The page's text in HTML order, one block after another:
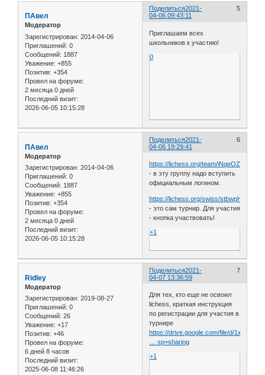
Поделиться 5
2021-
04-06 09:43:11
ПАвел
Модератор
Зарегистрирован: 2014-04-06
Приглашений: 0
Сообщений: 1887
Уважение: +855
Позитив: +354
Провел на форуме:
2 месяца 0 дней
Последний визит:
2026-06-05 10:15:28
Приглашаем всех
школьников к участию!
0
Поделиться 6
2021-
04-06 19:29:41
ПАвел
Модератор
Зарегистрирован: 2014-04-06
Приглашений: 0
Сообщений: 1887
Уважение: +855
Позитив: +354
Провел на форуме:
2 месяца 0 дней
Последний визит:
2026-06-05 10:15:28
https://lichess.org/team/iNqeOZ1N
- в эту группу надо вступить
официальным логином.
https://lichess.org/swiss/stbwpHNx
- это сам турнир. Для участия
- кнопка участвовать!
+1
Поделиться 7
2021-
04-07 13:36:59
Ridley
Модератор
Зарегистрирован: 2019-08-27
Приглашений: 0
Сообщений: 26
Уважение: +17
Позитив: +46
Провел на форуме:
6 дней 8 часов
Последний визит:
2025-06-08 11:46:26
Для тех, кто еще не освоил
lichess, краткая инструкция
по регистрации для участия в
турнире
https://drive.google.com/file/d/1xpRR12
… sp=sharing
+1